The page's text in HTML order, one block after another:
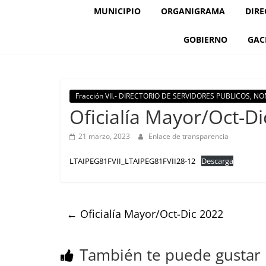
MUNICIPIO ORGANIGRAMA
GOBIERNO
Fracción VII.- DIRECTORIO DE SERVIDORES PUBLICOS,
Oficialía Mayor/Oct-
21 marzo, 2023 Enlace de transparencia
LTAIPEG81FVII_LTAIPEG81FVII28-12 Descarga
← Oficialía Mayor/Oct-Dic 2022
También te puede gustar